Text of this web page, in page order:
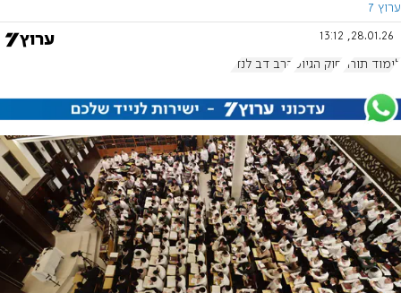
ערוץ 7
28.01.26, 13:12
לימוד תורה חוק הגיוס הרב דב לנדו